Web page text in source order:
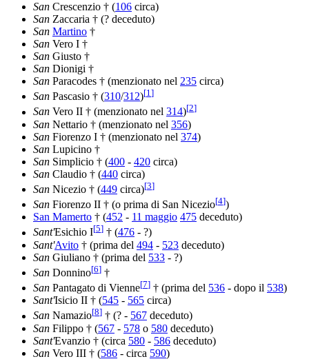
San Crescenzio † (106 circa)
San Zaccaria † (? deceduto)
San Martino †
San Vero I †
San Giusto †
San Dionigi †
San Paracodes † (menzionato nel 235 circa)
San Pascasio † (310/312)[1]
San Vero II † (menzionato nel 314)[2]
San Nettario † (menzionato nel 356)
San Fiorenzo I † (menzionato nel 374)
San Lupicino †
San Simplicio † (400 - 420 circa)
San Claudio † (440 circa)
San Nicezio † (449 circa)[3]
San Fiorenzo II † (o prima di San Nicezio[4])
San Mamerto † (452 - 11 maggio 475 deceduto)
Sant'Esichio I[5] † (476 - ?)
Sant'Avito † (prima del 494 - 523 deceduto)
San Giuliano † (prima del 533 - ?)
San Donnino[6] †
San Pantagato di Vienne[7] † (prima del 536 - dopo il 538)
Sant'Isicio II † (545 - 565 circa)
San Namazio[8] † (? - 567 deceduto)
San Filippo † (567 - 578 o 580 deceduto)
Sant'Evanzio † (circa 580 - 586 deceduto)
San Vero III † (586 - circa 590)